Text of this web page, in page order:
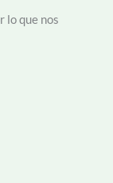
lo que nos